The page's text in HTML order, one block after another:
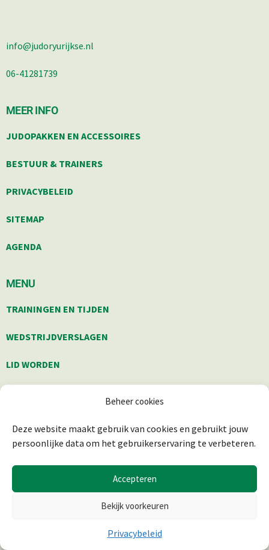
Beheer cookies
Deze website maakt gebruik van cookies en gebruikt jouw
persoonlijke data om het gebruikerservaring te verbeteren.
Accepteren
Bekijk voorkeuren
Privacybeleid
info@judoryurijkse.nl
06-41281739
MEER INFO
JUDOPAKKEN EN ACCESSOIRES
BESTUUR & TRAINERS
PRIVACYBELEID
SITEMAP
AGENDA
MENU
TRAININGEN EN TIJDEN
WEDSTRIJDVERSLAGEN
LID WORDEN
Judo Ryu Rijkse biedt judo onderwijs aan sporters vanaf 5 jaar.
nemen aan de trainingen, is welkom.